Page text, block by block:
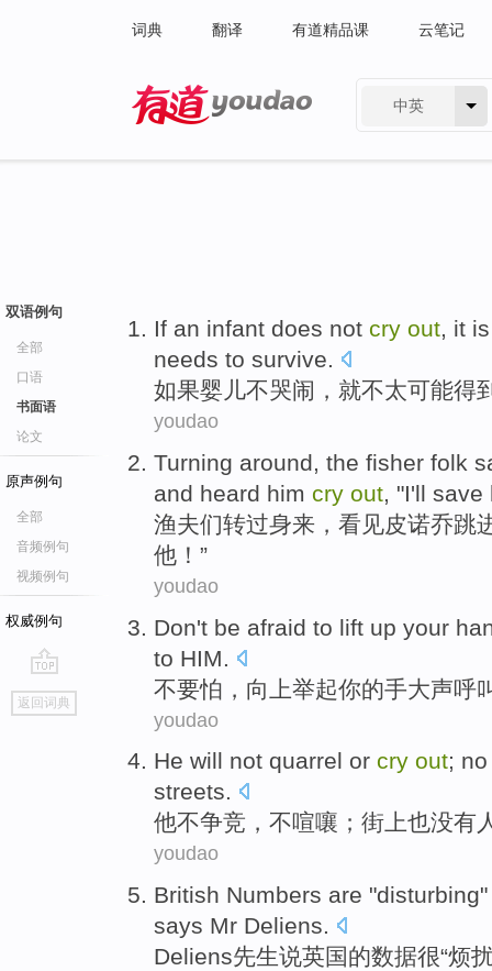
词典 翻译 有道精品课 云笔记
中英
双语例句
全部
口语
书面语
论文
原声例句
全部
音频例句
视频例句
权威例句
go
top
返回词典
If an infant does not cry out, it
needs to survive.
如果婴儿不哭闹 ， 就不太可能得
youdao
Turning around, the fisher folk
and heard him cry out, "I'll save
渔夫们转过身来， 看见皮诺乔跳
他！”
youdao
Don't be afraid to lift up your
to HIM
不要怕 ，向上举起你的手大声呼
youdao
He will not quarrel or cry out; no
streets.
他不争竞 ，不喧嚷；街上也没有
youdao
British Numbers are "disturbing
says Mr Deliens.
Deliens先生说英国的数据很“烦